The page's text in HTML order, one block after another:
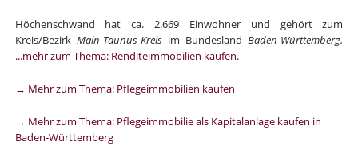
Höchenschwand hat ca. 2.669 Einwohner und gehört zum
Kreis/Bezirk Main-Taunus-Kreisim BundeslandBaden-Württemberg.
...mehr zum Thema: Renditeimmobilien kaufen.
→ Mehr zum Thema: Pflegeimmobilien kaufen
→ Mehr zum Thema: Pflegeimmobilie als Kapitalanlage kaufen in
Baden-Württemberg